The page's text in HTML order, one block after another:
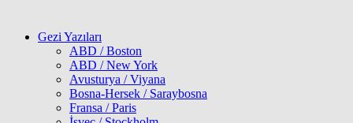
Gezi Yazıları
ABD / Boston
ABD / New York
Avusturya / Viyana
Bosna-Hersek / Saraybosna
Fransa / Paris